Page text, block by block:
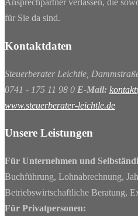
Ansprechpartner verlassen, die
für Sie da sind.
Kontaktdaten
Steuerberater Leichtle,
0741 - 175 11 98 0 E-Mail:
www.steuerberater-leichtle.de
Unsere Leistungen
Für Unternehmen und
Buchführung, Lohnabrechnung,
Betriebswirtschaftliche Beratung,
Für Privatpersonen: